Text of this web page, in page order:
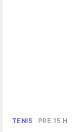
TENIS PRE 15 H